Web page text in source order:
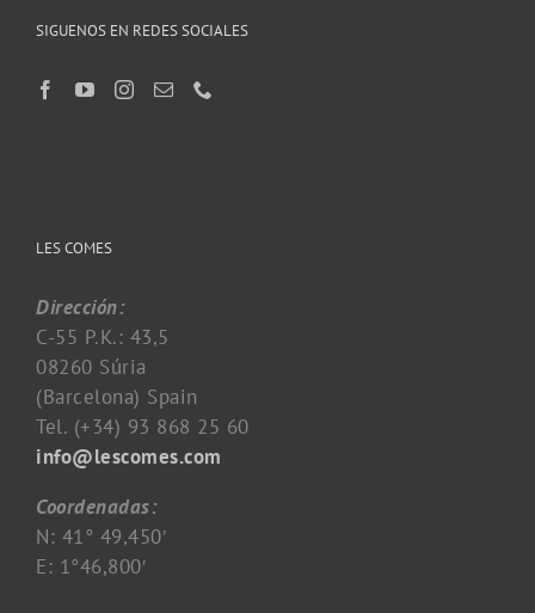
SIGUENOS EN REDES SOCIALES
LES COMES
Dirección:
C-55 P.K.: 43,5
08260 Súria
(Barcelona) Spain
Tel. (+34) 93 868 25 60
info@lescomes.com
Coordenadas:
N: 41° 49,450′
E: 1°46,800′